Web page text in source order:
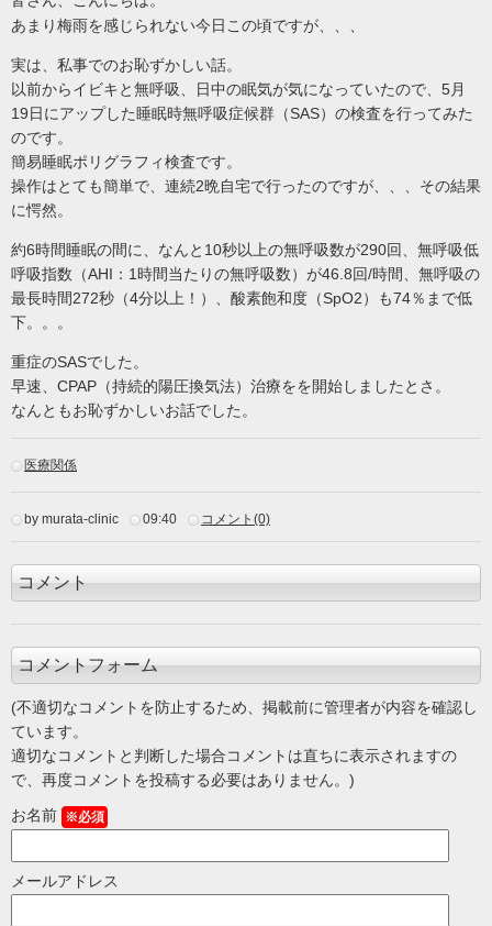
あまり梅雨を感じられない今日この頃ですが、、、
実は、私事でのお恥ずかしい話。
以前からイビキと無呼吸、日中の眠気が気になっていたので、5月
19日にアップした睡眠時無呼吸症候群（SAS）の検査を行ってみた
のです。
簡易睡眠ポリグラフィ検査です。
操作はとても簡単で、連続2晩自宅で行ったのですが、、、その結果
に愕然。
約6時間睡眠の間に、なんと10秒以上の無呼吸数が290回、無呼吸低
呼吸指数（AHI：1時間当たりの無呼吸数）が46.8回/時間、無呼吸の
最長時間272秒（4分以上！）、酸素飽和度（SpO2）も74％まで低
下。。。
重症のSASでした。
早速、CPAP（持続的陽圧換気法）治療をを開始しましたとさ。
なんともお恥ずかしいお話でした。
医療関係
by murata-clinic 09:40 コメント(0)
コメント
コメントフォーム
(不適切なコメントを防止するため、掲載前に管理者が内容を確認し
ています。
適切なコメントと判断した場合コメントは直ちに表示されますの
で、再度コメントを投稿する必要はありません。)
お名前 ※必須
メールアドレス